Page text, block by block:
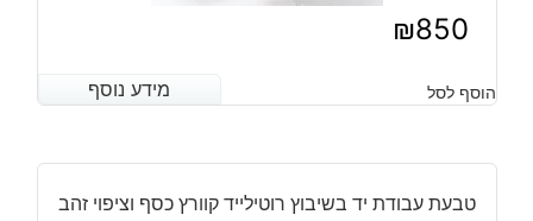
₪850
מידע נוסף הוסף לסל מידע נוסף
טבעת עבודת יד בשיבוץ רוטילייד קוורץ כסף וציפוי זהב